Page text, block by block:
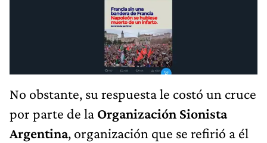
No obstante, su respuesta le costó un cruce
por parte de la Organización Sionista
Argentina, organización que se refirió a él